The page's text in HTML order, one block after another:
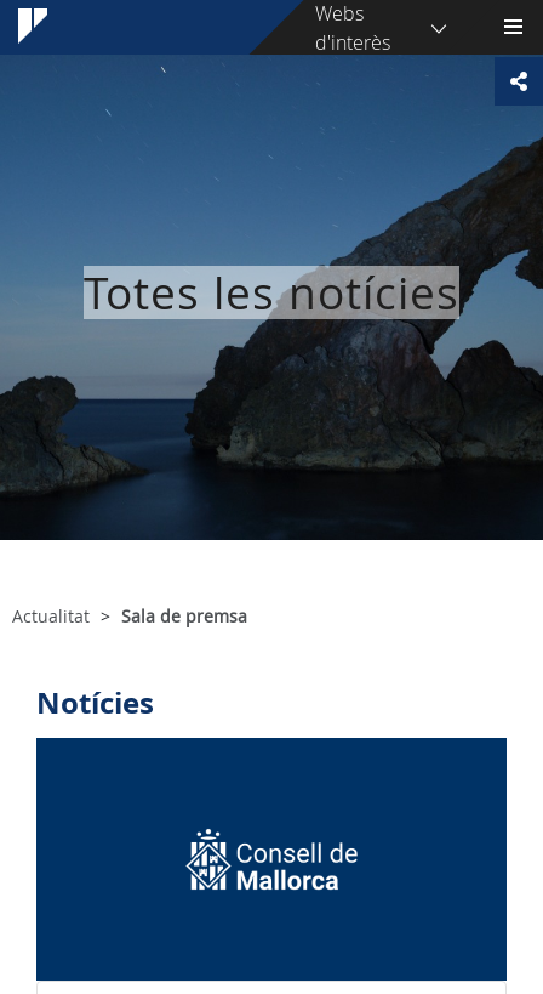
Webs
d'interès
Totes les notícies
Actualitat Sala de premsa
Notícies